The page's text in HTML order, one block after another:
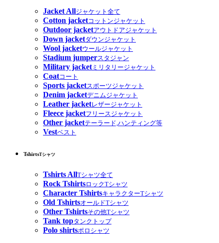
Jacket Allジャケット全て
Cotton jacketコットンジャケット
Outdoor jacketアウトドアジャケット
Down jacketダウンジャケット
Wool jacketウールジャケット
Stadium jumperスタジャン
Military jacketミリタリージャケット
Coatコート
Sports jacketスポーツジャケット
Denim jacketデニムジャケット
Leather jacketレザージャケット
Fleece jacketフリースジャケット
Other jacketテーラード,ハンティング等
Vestベスト
TshirtsTシャツ
Tshirts AllTシャツ全て
Rock TshirtsロックTシャツ
Character TshirtsキャラクターTシャツ
Old TshirtsオールドTシャツ
Other Tshirtsその他Tシャツ
Tank topタンクトップ
Polo shirtsポロシャツ